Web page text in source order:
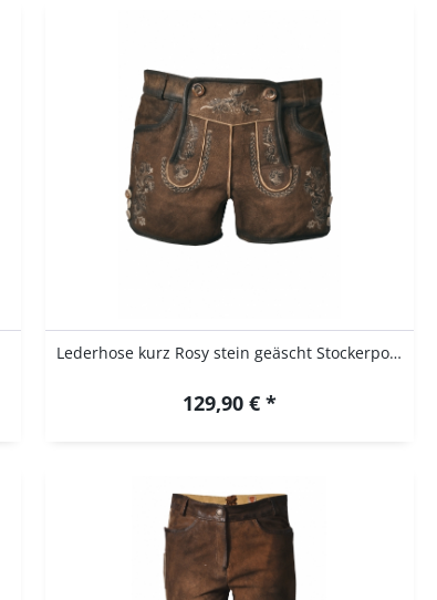
Lederhose kurz Rosy stein geäscht Stockerpoint
129,90 € *